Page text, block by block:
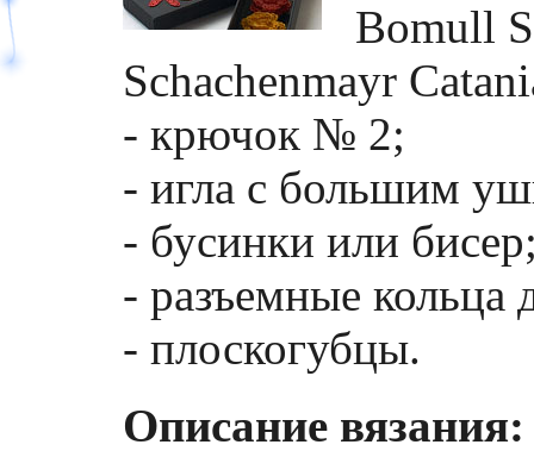
Bomull
Schachenmayr
- крючок № 2;
- игла с большим
- бусинки или
- разъемные
- плоскогубцы.
Описание вязания: